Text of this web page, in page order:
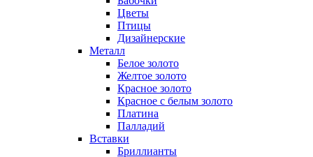
Цветы
Птицы
Дизайнерские
Металл
Белое золото
Желтое золото
Красное золото
Красное с белым золото
Платина
Палладий
Вставки
Бриллианты